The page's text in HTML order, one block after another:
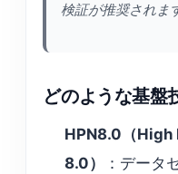
検証が推奨されま
どのような基盤
HPN8.0（
8.0）
：データ